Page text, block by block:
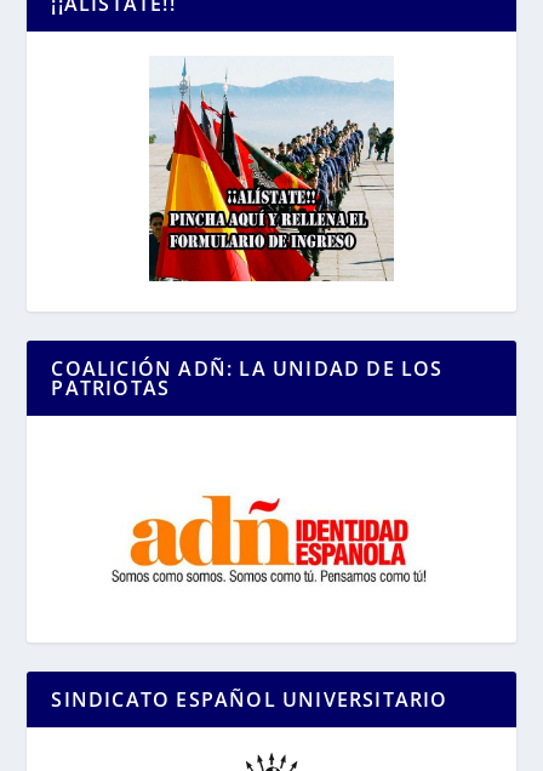
COALICIÓN ADÑ: LA UNIDAD DE LOS
PATRIOTAS
SINDICATO ESPAÑOL UNIVERSITARIO